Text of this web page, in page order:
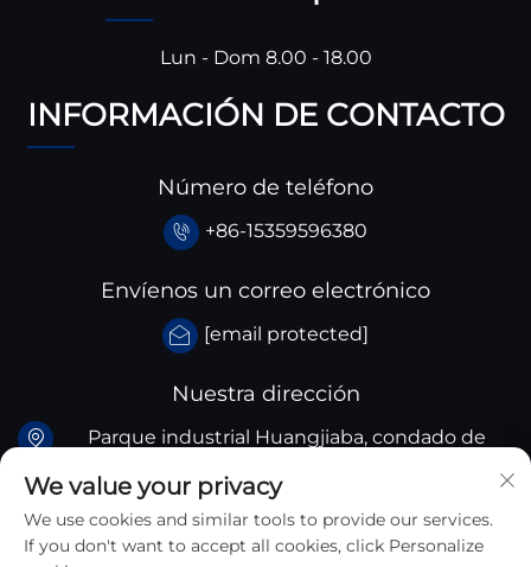
Lun - Dom 8.00 - 18.00
INFORMACIÓN DE CONTACTO
Número de teléfono
+86-15359596380
Envíenos un correo electrónico
[email protected]
Nuestra dirección
Parque industrial Huangjiaba, condado de
Santai, provincia de Sichuan, China
We value your privacy
We use cookies and similar tools to provide our services.
If you don't want to accept all cookies, click Personalize